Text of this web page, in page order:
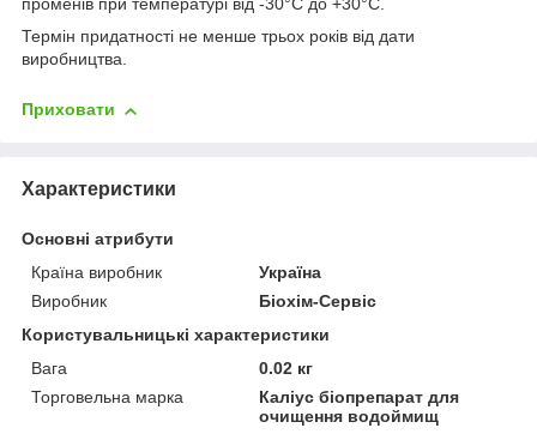
променів при температурі від -30°С до +30°С.
Термін придатності не менше трьох років від дати
виробництва.
Приховати
Характеристики
Основні атрибути
Країна виробник
Україна
Виробник
Біохім-Сервіс
Користувальницькі характеристики
Вага
0.02 кг
Торговельна марка
Каліус біопрепарат для
очищення водоймищ